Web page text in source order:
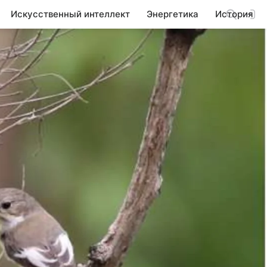
Искусственный интеллект Энергетика История